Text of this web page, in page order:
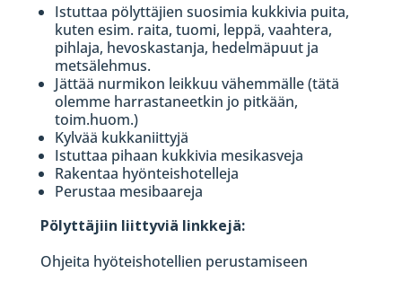
Istuttaa pölyttäjien suosimia kukkivia puita,
kuten esim. raita, tuomi, leppä, vaahtera,
pihlaja, hevoskastanja, hedelmäpuut ja
metsälehmus.
Jättää nurmikon leikkuu vähemmälle (tätä
olemme harrastaneetkin jo pitkään,
toim.huom.)
Kylvää kukkaniittyjä
Istuttaa pihaan kukkivia mesikasveja
Rakentaa hyönteishotelleja
Perustaa mesibaareja
Pölyttäjiin liittyviä linkkejä:
Ohjeita hyöteishotellien perustamiseen